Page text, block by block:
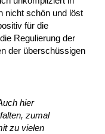
nicht schön und löst
für die
Regulierung der
der überschüssigen
hier
zumal
zu vielen